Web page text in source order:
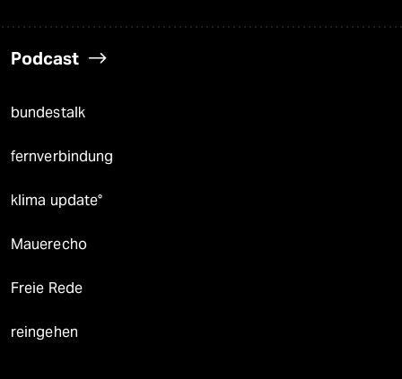
Podcast
bundestalk
fernverbindung
klima update°
Mauerecho
Freie Rede
reingehen